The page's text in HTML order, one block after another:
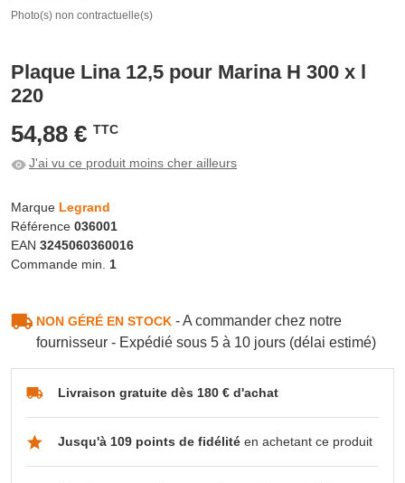
Photo(s) non contractuelle(s)
Plaque Lina 12,5 pour Marina H 300 x l
220
54,88 € TTC
J'ai vu ce produit moins cher ailleurs
Marque Legrand
Référence 036001
EAN 3245060360016
Commande min. 1
NON GÉRÉ EN STOCK- A commander chez notre
fournisseur - Expédié sous 5 à 10 jours (délai estimé)
Livraison gratuite dès 180 € d'achat
Jusqu'à 109 points de fidélitéen achetant ce produit